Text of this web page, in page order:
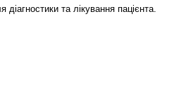
та лікування пацієнта.